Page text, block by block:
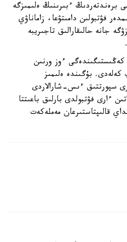
برەندتەردىڭ ءبىرىنىڭ ەلىمىزگە
فۋتبولىن دامىتۋعا، زاماناۋي
جانە حالىقارالىق تاجىريبە
كەڭىستىگىندەگى ءوز ورنىن
بۇگىندە ەلىمىز
سپورتتىق ءىس-شارالاردى
ءارى فۋتبولدى بارلىق باعىتتا
قالىپتاستىرعان مەملەكەت